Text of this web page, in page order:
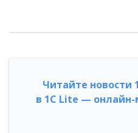
Читайте новости
в 1С Lite —